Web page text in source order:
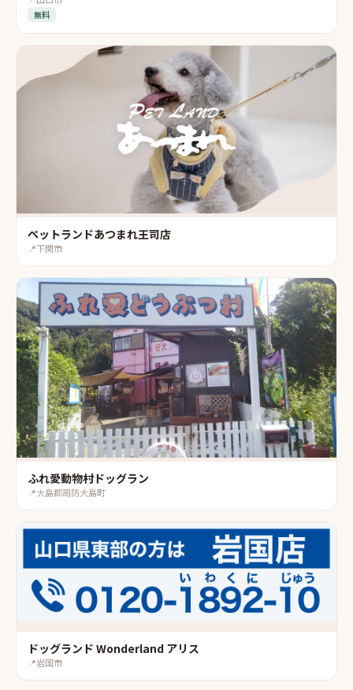
無料
ペットランドあつまれ王司店
📍下関市
ふれ愛動物村ドッグラン
📍大島郡周防大島町
ドッグランド Wonderland アリス
📍岩国市